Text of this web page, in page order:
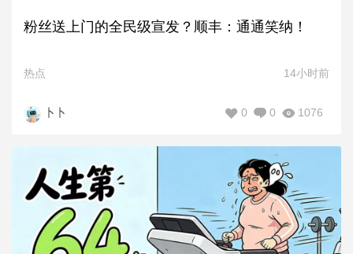
粉丝送上门的全民级宣发？顺丰：通通笑纳！
热点 14小时前
卜卜 1076
0
0